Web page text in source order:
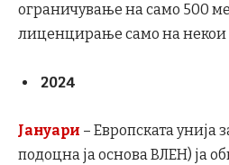
ограничување на само 500
лиценцирање само на некои
2024
Јануари – Европската унија
подоцна ја основа ВЛЕН) ја